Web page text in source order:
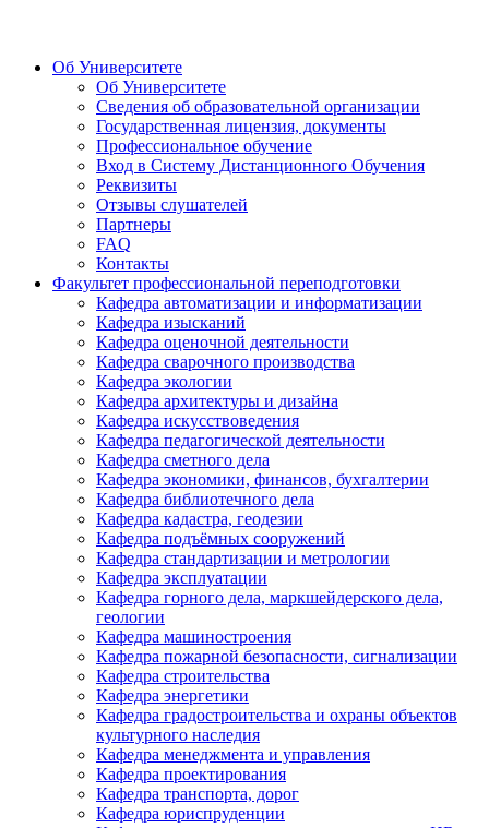
Об Университете
Об Университете
Сведения об образовательной организации
Государственная лицензия, документы
Профессиональное обучение
Вход в Систему Дистанционного Обучения
Реквизиты
Отзывы слушателей
Партнеры
FAQ
Контакты
Факультет профессиональной переподготовки
Кафедра автоматизации и информатизации
Кафедра изысканий
Кафедра оценочной деятельности
Кафедра сварочного производства
Кафедра экологии
Кафедра архитектуры и дизайна
Кафедра искусствоведения
Кафедра педагогической деятельности
Кафедра сметного дела
Кафедра экономики, финансов, бухгалтерии
Кафедра библиотечного дела
Кафедра кадастра, геодезии
Кафедра подъёмных сооружений
Кафедра стандартизации и метрологии
Кафедра эксплуатации
Кафедра горного дела, маркшейдерского дела,
геологии
Кафедра машиностроения
Кафедра пожарной безопасности, сигнализации
Кафедра строительства
Кафедра энергетики
Кафедра градостроительства и охраны объектов
культурного наследия
Кафедра менеджмента и управления
Кафедра проектирования
Кафедра транспорта, дорог
Кафедра юриспруденции